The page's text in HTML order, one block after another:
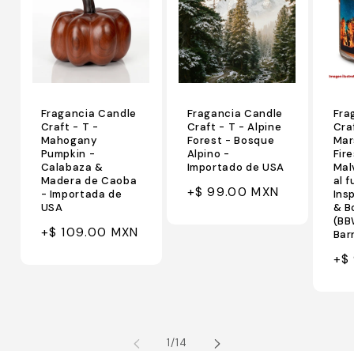
Fragancia Candle
Craft - T -
Mahogany
Pumpkin -
Calabaza &
Madera de Caoba
- Importada de
USA
Precio
+$ 109.00 MXN
Fragancia Candle
Craft - T - Alpine
Forest - Bosque
Alpino -
Importado de USA
Precio
+$ 99.00 MXN
al
&
+$
1/de
14